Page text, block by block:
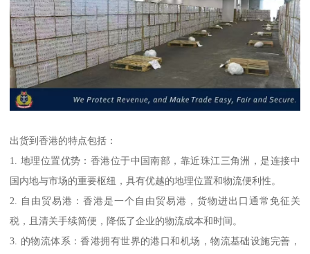
出货到香港的特点包括：
1. 地理位置优势：香港位于中国南部，靠近珠江三角洲，是连接中
国内地与市场的重要枢纽，具有优越的地理位置和物流便利性。
2. 自由贸易港：香港是一个自由贸易港，货物进出口通常免征关
税，且清关手续简便，降低了企业的物流成本和时间。
3. 的物流体系：香港拥有世界的港口和机场，物流基础设施完善，